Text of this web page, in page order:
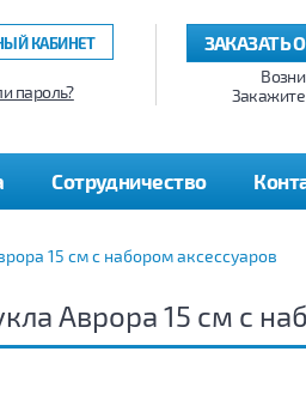
ЗАКАЗАТЬ
КАБИНЕТ
пароль?
Сотрудничество
15 см с набором аксессуаров
Аврора 15 см с